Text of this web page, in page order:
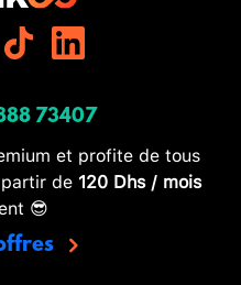
73407
et profite de tous
de 120 Dhs / mois
😎